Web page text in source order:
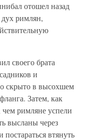
отошел назад
дух римлян,
своего брата
и
скрыто в высохшем
Затем, как
чем римляне успели
высланы через
втянуть